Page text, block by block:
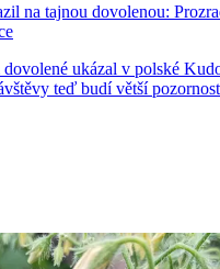
na tajnou dovolenou:
dovolené ukázal v polské
teď budí větší